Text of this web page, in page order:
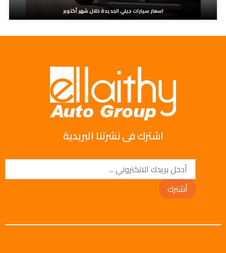
اسعار سيارات جيلي الجديدة خلال شهر أكتوبر
اشترك فى نشرتنا البريدية
أشترك